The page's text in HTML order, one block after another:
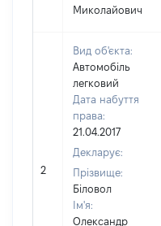
Миколайович
2
Вид об'єкта:
Автомобіль
легковий
Дата набуття
права:
21.04.2017
Декларує:
Прізвище:
Біловол
Ім'я:
Олександр